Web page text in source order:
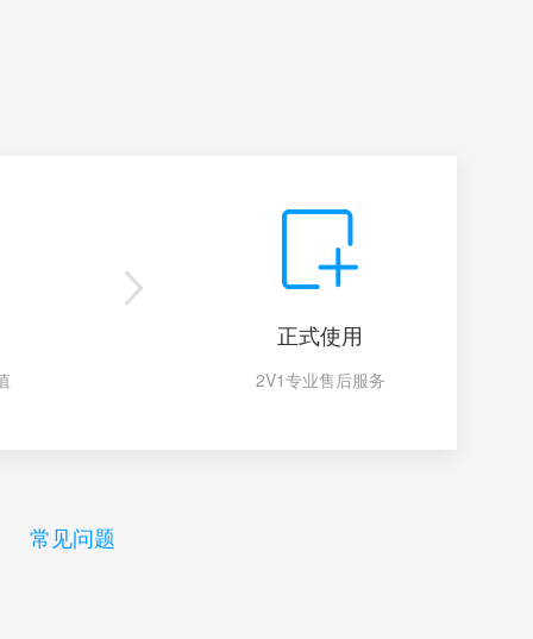
正式使用
2V1专业售后服务
常见问题